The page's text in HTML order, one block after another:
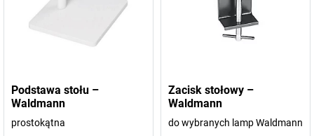
Podstawa stołu –
Waldmann
prostokątna
Zacisk stołowy –
Waldmann
do wybranych lamp Waldmann